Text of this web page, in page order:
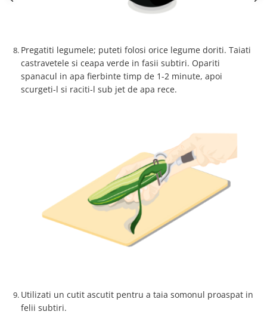
Pregatiti legumele; puteti folosi orice legume doriti. Taiati
castravetele si ceapa verde in fasii subtiri. Opariti
spanacul in apa fierbinte timp de 1-2 minute, apoi
scurgeti-l si raciti-l sub jet de apa rece.
Utilizati un cutit ascutit pentru a taia somonul proaspat in
felii subtiri.